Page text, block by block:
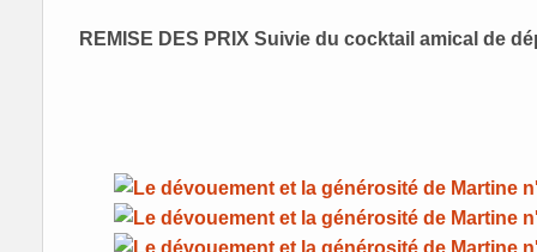
REMISE DES PRIX Suivie du cocktail amical de